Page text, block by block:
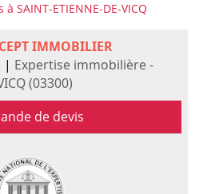
à SAINT-ETIENNE-DE-VICQ
IMMOBILIER
| Expertise immobilière -
(03300)
de devis